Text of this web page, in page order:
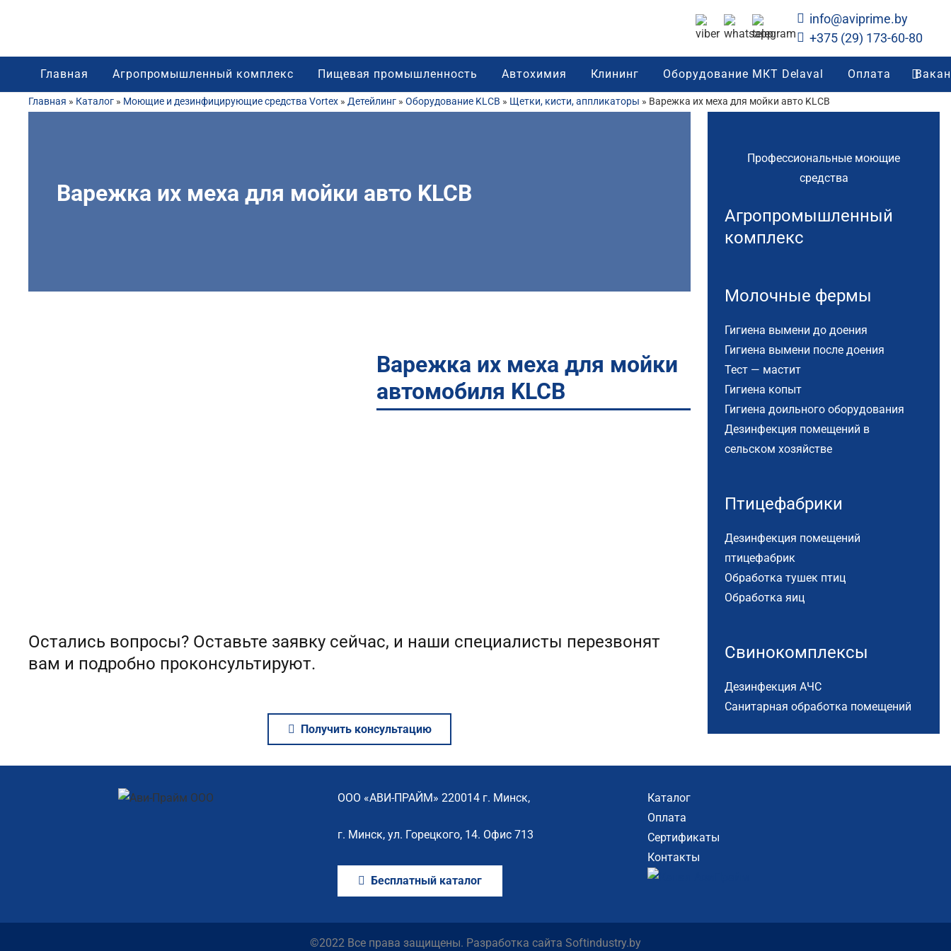
info@aviprime.by
+375 (29) 173-60-80
Главная Агропромышленный комплекс Пищевая промышленность Автохимия Клининг Оборудование МКТ Delaval Оплата
Главная » Каталог » Моющие и дезинфицирующие средства Vortex » Детейлинг » Оборудование KLCB » Щетки, кисти, аппликаторы » Варежка их меха для мойки авто KLCB
Варежка их меха для мойки авто KLCB
Варежка их меха для мойки
автомобиля KLCB
Остались вопросы? Оставьте заявку сейчас, и наши специалисты перезвонят
вам и подробно проконсультируют.
Получить консультацию
Профессиональные моющие
средства
Агропромышленный
комплекс
Молочные фермы
Гигиена вымени до доения
Гигиена вымени после доения
Тест — мастит
Гигиена копыт
Гигиена доильного оборудования
Дезинфекция помещений в
сельском хозяйстве
Птицефабрики
Дезинфекция помещений
птицефабрик
Обработка тушек птиц
Обработка яиц
Свинокомплексы
Дезинфекция АЧС
Санитарная обработка помещений
ООО «АВИ-ПРАЙМ» 220014 г. Минск,
г. Минск, ул. Горецкого, 14. Офис 713
Бесплатный каталог
Каталог
Оплата
Сертификаты
Контакты
©2022 Все права защищены. Разработка сайта Softindustry.by